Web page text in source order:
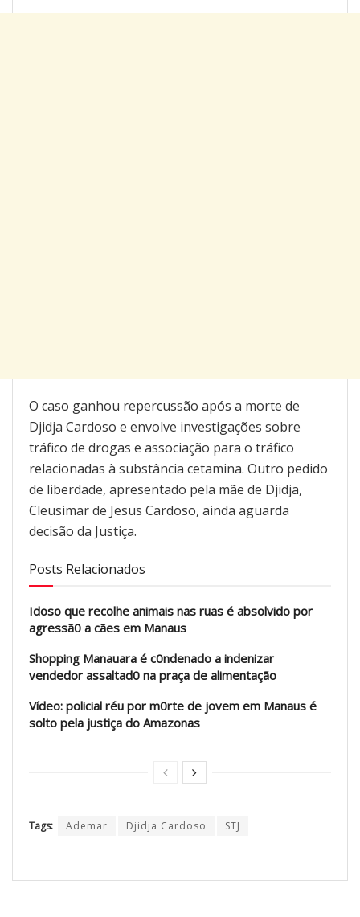
O caso ganhou repercussão após a morte de
Djidja Cardoso e envolve investigações sobre
tráfico de drogas e associação para o tráfico
relacionadas à substância cetamina. Outro pedido
de liberdade, apresentado pela mãe de Djidja,
Cleusimar de Jesus Cardoso, ainda aguarda
decisão da Justiça.
Posts Relacionados
Idoso que recolhe animais nas ruas é absolvido por
agressã0 a cães em Manaus
Shopping Manauara é c0ndenado a indenizar
vendedor assaltad0 na praça de alimentação
Vídeo: policial réu por m0rte de jovem em Manaus é
solto pela justiça do Amazonas
Tags: Ademar Djidja Cardoso STJ